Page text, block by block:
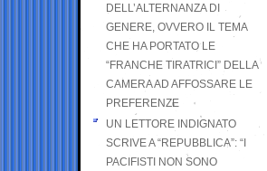
DELL’ALTERNANZA DI
GENERE, OVVERO IL TEMA
CHE HA PORTATO LE
“FRANCHE TIRATRICI” DELLA
CAMERA AD AFFOSSARE LE
PREFERENZE
UN LETTORE INDIGNATO
SCRIVE A “REPUBBLICA”: “I
PACIFISTI NON SONO